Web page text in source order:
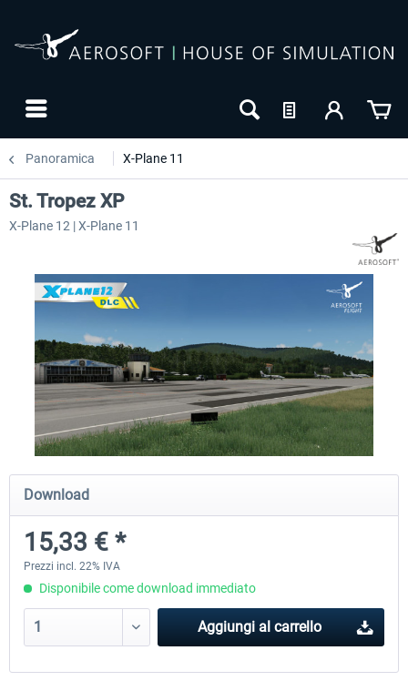
Panoramica X-Plane 11
Traffic Global for X-Plane 12/11
(Windows)
45,70 € *
Airport Stuttgart XP
St. Tropez XP
X-Plane 12 | X-Plane 11
Download
15,33 € *
Prezzi incl. 22% IVA
Disponibile come download immediato
Aggiungi al carrello